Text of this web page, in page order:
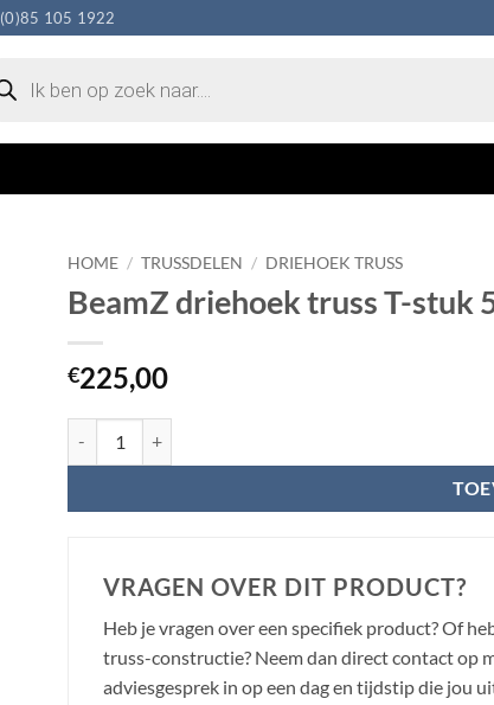
105 1922
HOME / TRUSSDELEN / DRIEHOEK TRUSS
BeamZ driehoek truss T-stuk
€225,00
VRAGEN OVER DIT PRODUCT?
Heb je vragen over een specifiek product? Of
truss-constructie? Neem dan direct contact op
adviesgesprek in op een dag en tijdstip die jou